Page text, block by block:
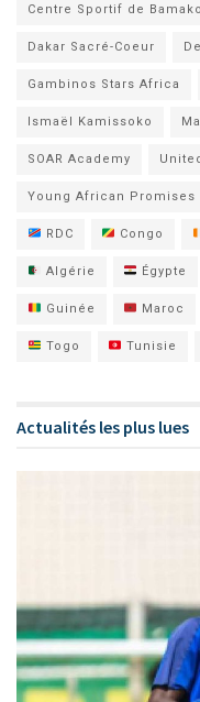
Centre Sportif de
Dakar Sacré-Coeur
Gambinos Stars Africa
Ismaël Kamissoko
SOAR Academy
Young African Promises
RDC Congo
Algérie Égypte
Guinée Maroc
Togo Tunisie
Actualités les plus lues